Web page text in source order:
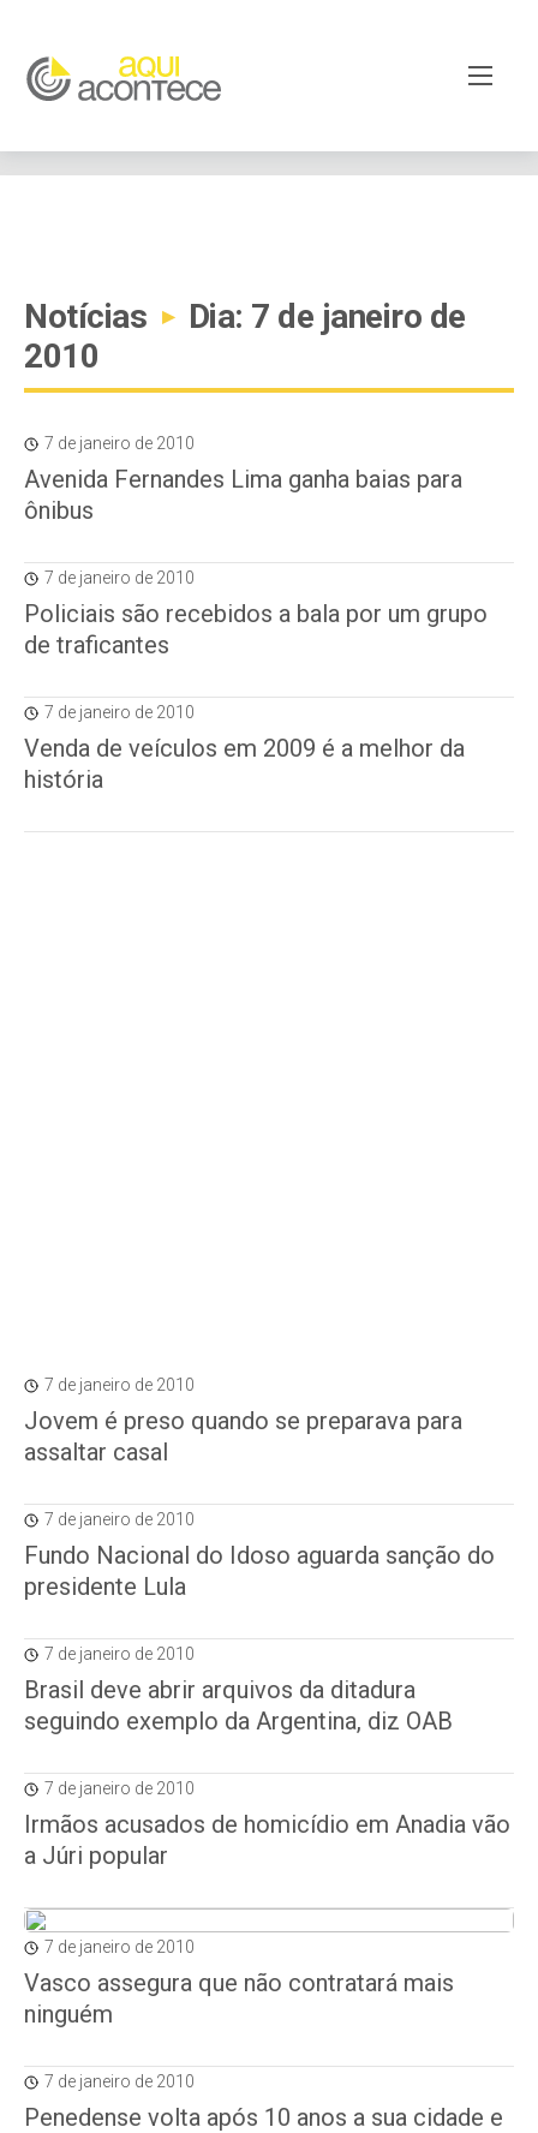
googleb82de9a22cec23e8.html
Notícias ▸
Dia: 7 de janeiro de
2010
7 de janeiro de 2010
Avenida Fernandes Lima ganha baias para
ônibus
7 de janeiro de 2010
Policiais são recebidos a bala por um grupo
de traficantes
7 de janeiro de 2010
Venda de veículos em 2009 é a melhor da
história
7 de janeiro de 2010
Jovem é preso quando se preparava para
assaltar casal
7 de janeiro de 2010
Fundo Nacional do Idoso aguarda sanção do
presidente Lula
7 de janeiro de 2010
Brasil deve abrir arquivos da ditadura
seguindo exemplo da Argentina, diz OAB
7 de janeiro de 2010
Irmãos acusados de homicídio em Anadia vão
a Júri popular
7 de janeiro de 2010
Vasco assegura que não contratará mais
ninguém
7 de janeiro de 2010
Penedense volta após 10 anos a sua cidade e